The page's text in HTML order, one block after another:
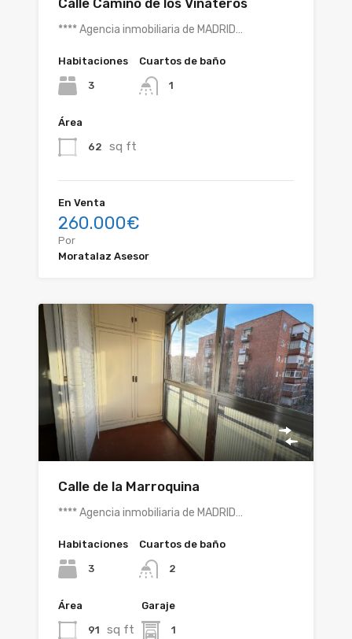
**** Agencia inmobiliaria de MADRID…
Habitaciones
3
Cuartos de baño
1
Área
62 sq ft
En Venta
260.000€
Por
Moratalaz Asesor
Calle de la Marroquina
**** Agencia inmobiliaria de MADRID…
Habitaciones
3
Cuartos de baño
2
Área
91 sq ft
Garaje
1